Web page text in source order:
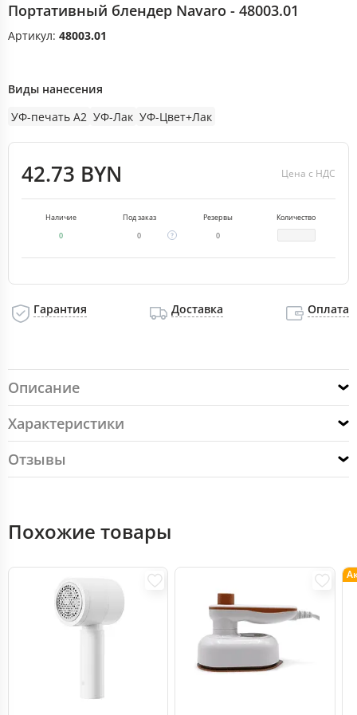
Портативный блендер Navaro - 48003.01
Артикул: 48003.01
Виды нанесения
УФ-печать А2 УФ-Лак УФ-Цвет+Лак
42.73 BYN Цена с НДС
Наличие Под заказ Резервы
Количество
0
0 0
Гарантия Доставка Оплата
Описание
Характеристики
Отзывы
Похожие товары